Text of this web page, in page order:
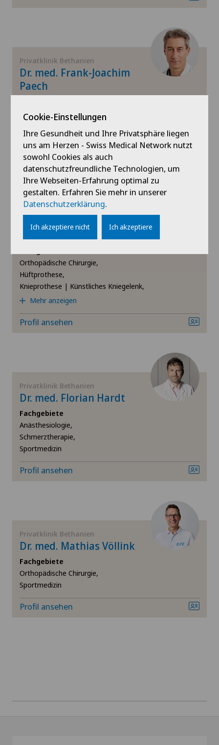
Gynäkologie
Gynäkologische Onkologie
Hallux Valgus
Hals-Nasen-Ohren-Heilkunde (HNO)
Hämatologie
Handchirurgie
Hepatobiliärchirurgie (Leberchirurgie)
Hernien (Leistenbrüche)
Hüftchirurgie
Interventionelle Kardiologie
Interventionelle Radiologie
Kalkschulter
Kniearthroskopie
Kniechirurgie
Knieprothese | Künstliches Kniegelenk
Knorpelschaden
Privatklinik Bethanien
Dr. med. Frank-Joachim
Paech
Sportmedizin,
Profil ansehen
Privatklinik Bethanien
Dr. med. Tim Benjamin
Orthopädische Chirurgie,
Hüftprothese,
Knieprothese | Künstliches Kniegelenk,
Mehr anzeigen
Profil ansehen
Privatklinik Bethanien
Dr. med. Florian Hardt
Fachgebiete
Anästhesiologie,
Schmerztherapie,
Sportmedizin
Profil ansehen
Privatklinik Bethanien
Dr. med. Mathias Völlink
Fachgebiete
Orthopädische Chirurgie,
Sportmedizin
Profil ansehen
Cookie-Einstellungen
Ihre Gesundheit und Ihre Privatsphäre liegen
uns am Herzen - Swiss Medical Network nutzt
sowohl Cookies als auch
datenschutzfreundliche Technologien, um
Ihre Webseiten-Erfahrung optimal zu
gestalten. Erfahren Sie mehr in unserer
Datenschutzerklärung.
Ich akzeptiere nicht Ich akzeptiere